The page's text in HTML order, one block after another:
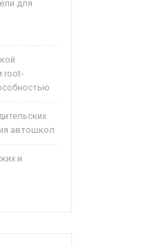
для
root-
автошкол
и